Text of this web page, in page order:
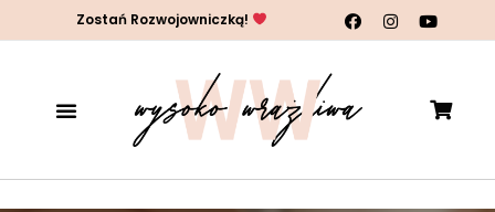
Zostań Rozwojowniczką!